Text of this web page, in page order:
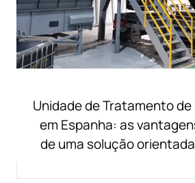
Unidade de Tratamento de
em Espanha: as
de uma solução